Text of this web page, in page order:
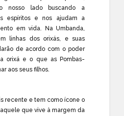
nosso lado buscando a
espíritos e nos ajudam a
em vida. Na Umbanda,
linhas dos orixás, e suas
de acordo com o poder
orixá e o que as Pombas-
aos seus filhos.
recente e tem como ícone o
que vive à margem da